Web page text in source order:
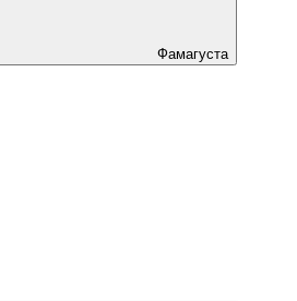
Фамагуста